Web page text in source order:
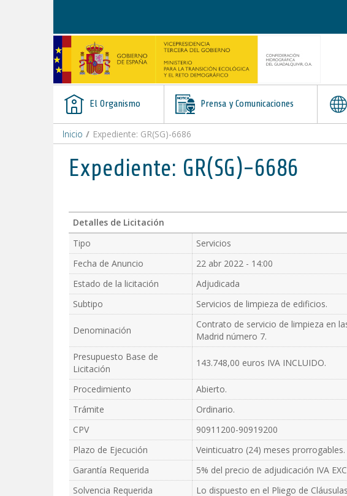
El Organismo Prensa y Comunicaciones
Inicio / Expediente: GR(SG)-6686
Expediente: GR(SG)-6686
Detalles de Licitación
Tipo
Servicios
Fecha de Anuncio
22 abr 2022 - 14:00
Estado de la licitación
Adjudicada
Subtipo
Servicios de limpieza de edificios.
Denominación
Contrato de servicio de limpieza en
Madrid número 7.
Presupuesto Base de
Licitación
143.748,00 euros IVA INCLUIDO.
Procedimiento
Abierto.
Trámite
Ordinario.
CPV
90911200-90919200
Plazo de Ejecución
Veinticuatro (24) meses prorrogables.
Garantía Requerida
5% del precio de adjudicación IVA
Solvencia Requerida
Lo dispuesto en el Pliego de